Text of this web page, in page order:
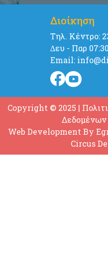
Διοίκηση
Tηλ. Κέντρο:
∆ευ - Παρ
Email:
Copyright © 2025 |
Δεδομένων
Web Development By
Circus